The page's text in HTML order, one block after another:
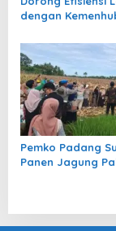
dengan
Pemko Padang
Panen Jagung